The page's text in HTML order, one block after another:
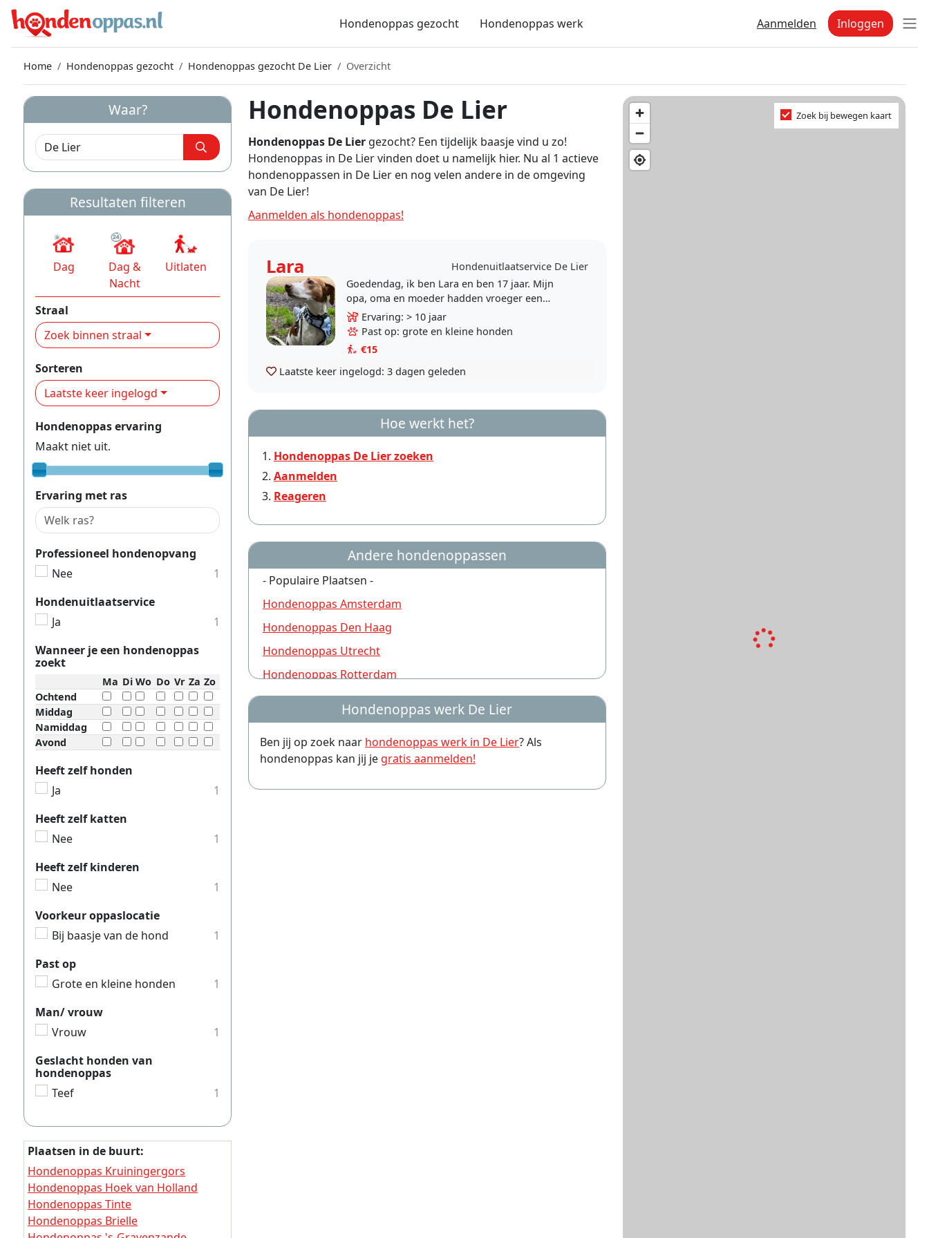
Hondenoppas gezocht Hondenoppas werk Aanmelden Inloggen
Home Hondenoppas gezocht Hondenoppas gezocht De Lier Overzicht
Hondenoppas De Lier
Hondenoppas De Lier gezocht? Een tijdelijk baasje vind u zo!
Hondenoppas in De Lier vinden doet u namelijk hier. Nu al 1 actieve
hondenoppassen in De Lier en nog velen andere in de omgeving
van De Lier!
Aanmelden als hondenoppas!
Lara
Hondenuitlaatservice De Lier
Goedendag, ik ben Lara en ben 17 jaar. Mijn
opa, oma en moeder hadden vroeger een
dierenpension waar ik veel ervaring heb
opgedaan. Ik heb..
Ervaring: > 10 jaar
Past op: grote en kleine honden
€15
Laatste keer ingelogd: 3 dagen geleden
Hoe werkt het?
Hondenoppas De Lier zoeken
Aanmelden
Reageren
Andere hondenoppassen
- Populaire Plaatsen -
Hondenoppas Amsterdam
Hondenoppas Den Haag
Hondenoppas Utrecht
Hondenoppas Rotterdam
Hondenoppas Nijmegen
Hondenoppas Groningen
Hondenoppas Almere
Hondenoppas Amersfoort
Hondenoppas Arnhem
Hondenoppas werk De Lier
Ben jij op zoek naar hondenoppas werk in De Lier? Als
hondenoppas kan jij je gratis aanmelden!
Zoek bij bewegen kaart
Waar?
Resultaten filteren
Dag
Dag &
Nacht
Uitlaten
Straal
Zoek binnen straal
Sorteren
Laatste keer ingelogd
Hondenoppas ervaring
Maakt niet uit.
Ervaring met ras
Professioneel hondenopvang
Nee
1
Hondenuitlaatservice
Ja
1
Wanneer je een hondenoppas
zoekt
Ma Di Wo Do Vr Za Zo
Ochtend
Middag
Namiddag
Avond
Heeft zelf honden
Ja
1
Heeft zelf katten
Nee
1
Heeft zelf kinderen
Nee
1
Voorkeur oppaslocatie
Bij baasje van de hond
1
Past op
Grote en kleine honden
1
Man/ vrouw
Vrouw
1
Geslacht honden van
hondenoppas
Teef
1
Plaatsen in de buurt:
Hondenoppas Kruiningergors
Hondenoppas Hoek van Holland
Hondenoppas Tinte
Hondenoppas Brielle